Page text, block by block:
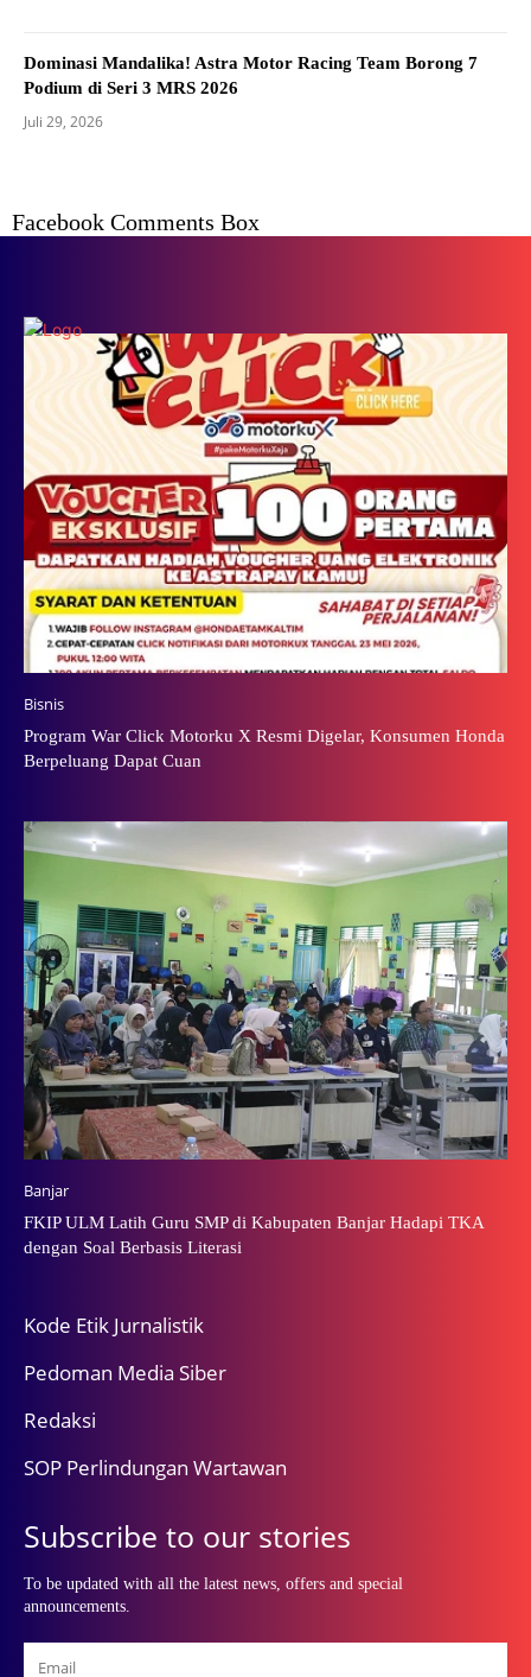
Dominasi Mandalika! Astra Motor Racing Team Borong 7
Podium di Seri 3 MRS 2026
Juli 29, 2026
Facebook Comments Box
Bisnis
Program War Click Motorku X Resmi Digelar, Konsumen Honda
Berpeluang Dapat Cuan
Banjar
FKIP ULM Latih Guru SMP di Kabupaten Banjar Hadapi TKA
dengan Soal Berbasis Literasi
Kode Etik Jurnalistik
Pedoman Media Siber
Redaksi
SOP Perlindungan Wartawan
Subscribe to our stories
To be updated with all the latest news, offers and special
announcements.